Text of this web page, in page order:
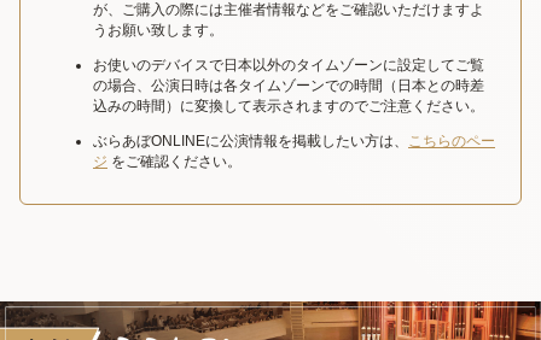
が、ご購入の際には主催者情報などをご確認いただけますよ
うお願い致します。
お使いのデバイスで日本以外のタイムゾーンに設定してご覧
の場合、公演日時は各タイムゾーンでの時間（日本との時差
込みの時間）に変換して表示されますのでご注意ください。
ぶらあぼONLINEに公演情報を掲載したい方は、 こちらのペー
ジ をご確認ください。